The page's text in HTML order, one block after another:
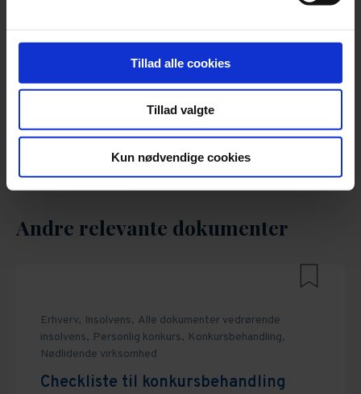
Tillad alle cookies
Tillad valgte
Kun nødvendige cookies
Andre relevante dokumenter
Erhverv, Insolvens, Alle dokumenter vedrørende
insolvens, Personlig konkurs, Konkursbehandling,
Nødlidende virksomhed
Checkliste til konkursbehandling